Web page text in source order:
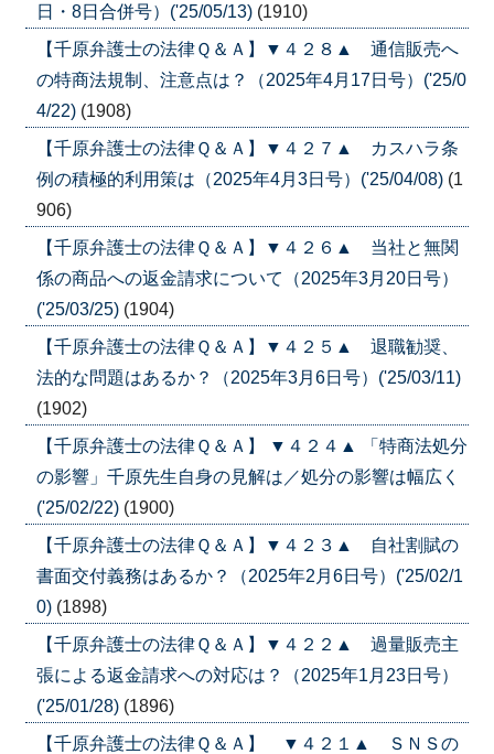
日・8日合併号）('25/05/13) (1910)
【千原弁護士の法律Ｑ＆Ａ】▼４２８▲ 通信販売へ
の特商法規制、注意点は？（2025年4月17日号）('25/0
4/22) (1908)
【千原弁護士の法律Ｑ＆Ａ】▼４２７▲ カスハラ条
例の積極的利用策は（2025年4月3日号）('25/04/08) (1
906)
【千原弁護士の法律Ｑ＆Ａ】▼４２６▲ 当社と無関
係の商品への返金請求について（2025年3月20日号）
('25/03/25) (1904)
【千原弁護士の法律Ｑ＆Ａ】▼４２５▲ 退職勧奨、
法的な問題はあるか？（2025年3月6日号）('25/03/11)
(1902)
【千原弁護士の法律Ｑ＆Ａ】 ▼４２４▲ 「特商法処分
の影響」千原先生自身の見解は／処分の影響は幅広く
('25/02/22) (1900)
【千原弁護士の法律Ｑ＆Ａ】▼４２３▲ 自社割賦の
書面交付義務はあるか？（2025年2月6日号）('25/02/1
0) (1898)
【千原弁護士の法律Ｑ＆Ａ】▼４２２▲ 過量販売主
張による返金請求への対応は？（2025年1月23日号）
('25/01/28) (1896)
【千原弁護士の法律Ｑ＆Ａ】 ▼４２１▲ ＳＮＳの